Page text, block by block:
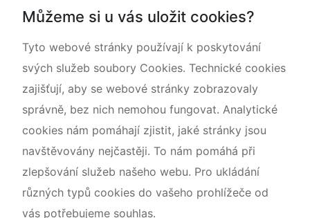
O nás
Můžeme si u vás uložit cookies?
Tyto webové stránky používají k poskytování
svých služeb soubory Cookies. Technické cookies
zajišťují, aby se webové stránky zobrazovaly
správně, bez nich nemohou fungovat. Analytické
cookies nám pomáhají zjistit, jaké stránky jsou
navštěvovány nejčastěji. To nám pomáhá při
zlepšování služeb našeho webu. Pro ukládání
různých typů cookies do vašeho prohlížeče od
vás potřebujeme souhlas.